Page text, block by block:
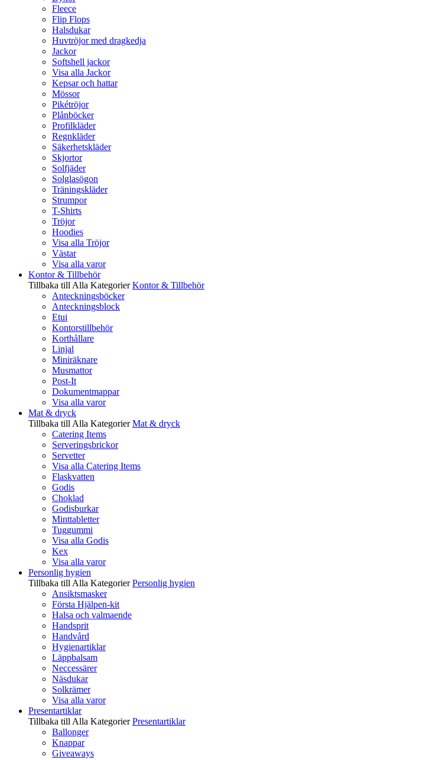
Fleece
Flip Flops
Halsdukar
Huvtröjor med dragkedja
Jackor
Softshell jackor
Visa alla Jackor
Kepsar och hattar
Mössor
Pikétröjor
Plånböcker
Profilkläder
Regnkläder
Säkerhetskläder
Skjortor
Solfjäder
Solglasögon
Träningskläder
Strumpor
T-Shirts
Tröjor
Hoodies
Visa alla Tröjor
Västar
Visa alla varor
Kontor & Tillbehör
Tillbaka till Alla Kategorier Kontor & Tillbehör
Anteckningsböcker
Anteckningsblock
Etui
Kontorstillbehör
Korthållare
Linjal
Miniräknare
Musmattor
Post-It
Dokumentmappar
Visa alla varor
Mat & dryck
Tillbaka till Alla Kategorier Mat & dryck
Catering Items
Serveringsbrickor
Servetter
Visa alla Catering Items
Flaskvatten
Godis
Choklad
Godisburkar
Minttabletter
Tuggummi
Visa alla Godis
Kex
Visa alla varor
Personlig hygien
Tillbaka till Alla Kategorier Personlig hygien
Ansiktsmasker
Första Hjälpen-kit
Halsa och valmaende
Handsprit
Handvård
Hygienartiklar
Läppbalsam
Neccessärer
Näsdukar
Solkrämer
Visa alla varor
Presentartiklar
Tillbaka till Alla Kategorier Presentartiklar
Ballonger
Knappar
Giveaways